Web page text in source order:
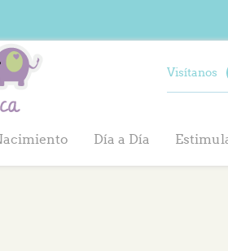
Visítanos
Día a Día